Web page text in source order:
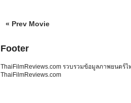
« Prev Movie
Footer
ThaiFilmReviews.com รวบรวมข้อมูลภาพยนตร์
ThaiFilmReviews.com